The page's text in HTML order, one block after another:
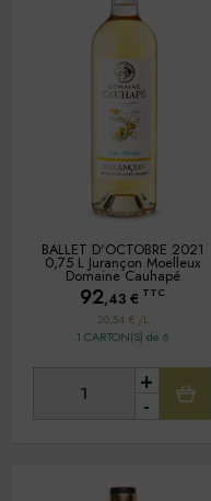
VINS DE TABLE EN QUARTS
BALLET D'OCTOBRE 2021
0,75 L Jurançon Moelleux
Domaine Cauhapé
92,43 € TTC
20,54 € /L
1 CARTON(S) de 6
-
+